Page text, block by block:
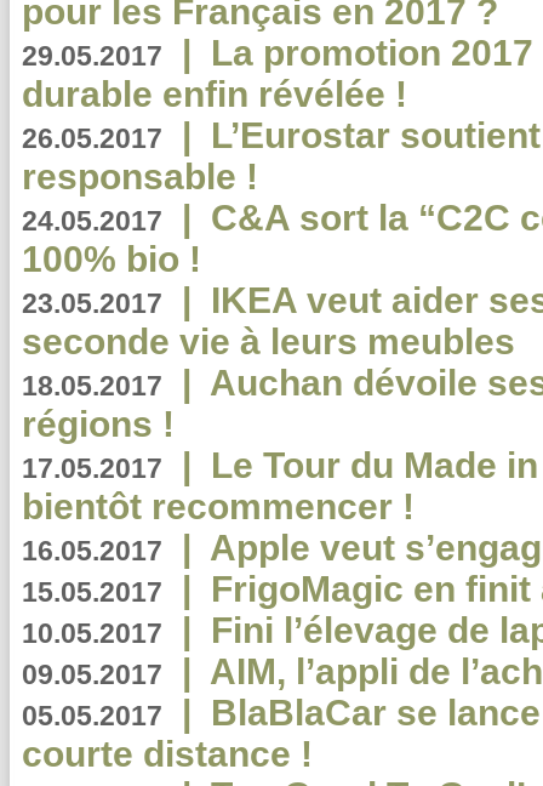
pour les Français en 2017 ?
29.05.2017 | La promotion
durable enfin révélée !
26.05.2017 | L’Eurostar
responsable !
24.05.2017 | C&A sort la “C2C
100% bio !
23.05.2017 | IKEA veut aider
seconde vie à leurs meubles
18.05.2017 | Auchan dévoile
régions !
17.05.2017 | Le Tour du Made
bientôt recommencer !
16.05.2017 | Apple veut
15.05.2017 | FrigoMagic en
10.05.2017 | Fini l’élevage de
09.05.2017 | AIM, l’appli de
05.05.2017 | BlaBlaCar se
courte distance !